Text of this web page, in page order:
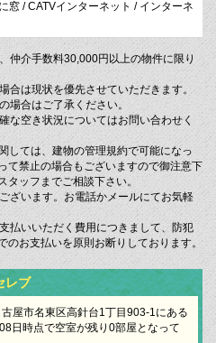
窓 / CATVインターネット / インターネ
仲介手数料30,000円以上の物件に限り
は現状を優先させていただきます。
合はご了承ください。
な空き状況についてはお問い合わせく
しては、建物の管理規約で可能になっ
て禁止の場合もございますので御注意下
タッフまでご相談下さい。
ざいます。お電話かメールにてお気軽
払いいただく費用につきまして、防犯
のお支払いを原則お断りしております。
レブ
屋市名東区高針台1丁目903-1にある
日時点で空室が残り0部屋となって